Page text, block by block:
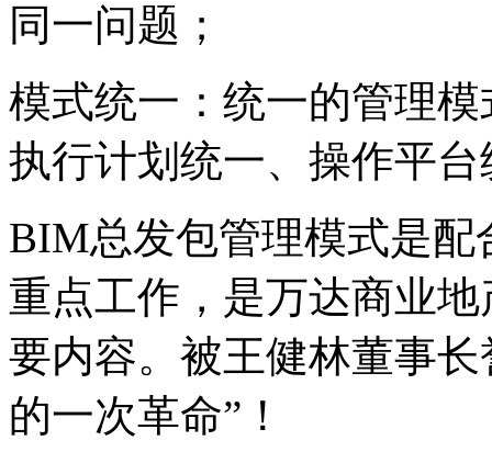
同一问题；
模式统一：统一的管理
执行计划统一、操作平
BIM总发包管理模式是配
重点工作，是万达商业
要内容。被王健林董事长
的一次革命” ！